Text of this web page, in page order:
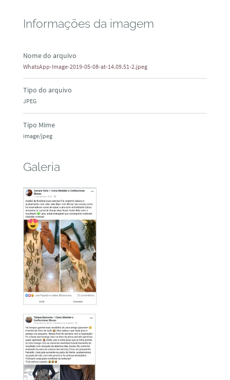
Informações da imagem
Nome do arquivo
WhatsApp-Image-2019-05-08-at-14.09.51-2.jpeg
Tipo do arquivo
JPEG
Tipo Mime
image/jpeg
Galeria